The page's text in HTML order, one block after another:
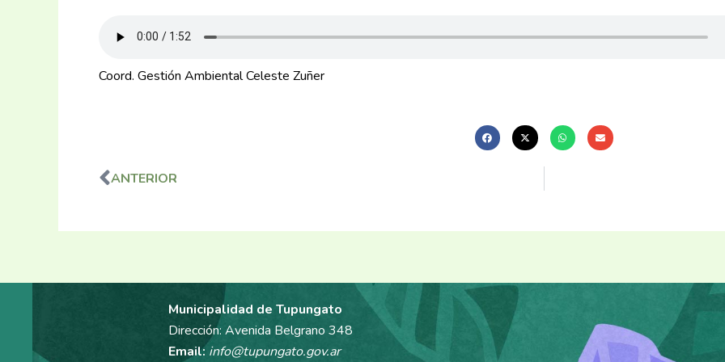
Coord. Gestión Ambiental Celeste Zuñer
Ant
ANTERIOR
Municipalidad de Tupungato
Dirección: Avenida Belgrano 348
Email: info@tupungato.gov.ar